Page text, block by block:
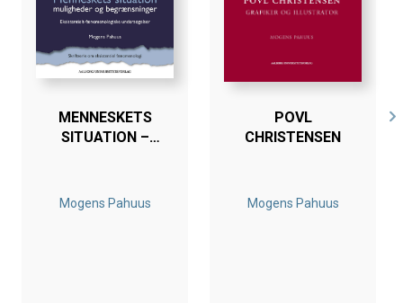
MENNESKETS
SITUATION –
Mogens Pahuus
POVL
CHRISTENSEN
Mogens Pahuus